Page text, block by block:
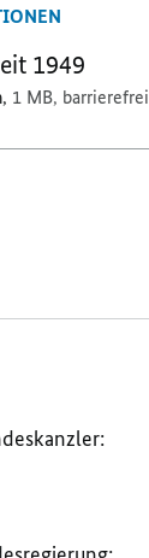
1949
1 MB, barrierefrei